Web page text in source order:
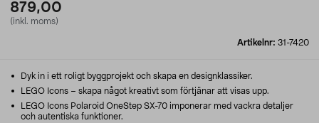
879,00
(inkl. moms)
Artikelnr: 31-7420
Dyk in i ett roligt byggprojekt och skapa en designklassiker.
LEGO Icons – skapa något kreativt som förtjänar att visas upp.
LEGO Icons Polaroid OneStep SX-70 imponerar med vackra detaljer
och autentiska funktioner.